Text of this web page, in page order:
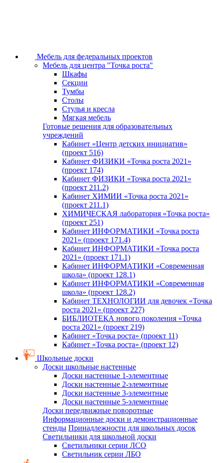
Мебель для федеральных проектов
Мебель для центра "Точка роста"
Шкафы
Секции
Тумбы
Столы
Стулья и кресла
Мягкая мебель
Готовые решения для образовательных
учреждений
Кабинет «Центр детских инициатив»
(проект 516)
Кабинет ФИЗИКИ «Точка роста 2021»
(проект 174)
Кабинет ФИЗИКИ «Точка роста 2021»
(проект 211.2)
Кабинет ХИМИИ «Точка роста 2021»
(проект 211.1)
ХИМИЧЕСКАЯ лаборатория «Точка роста»
(проект 251)
Кабинет ИНФОРМАТИКИ «Точка роста
2021» (проект 171.4)
Кабинет ИНФОРМАТИКИ «Точка роста
2021» (проект 171.1)
Кабинет ИНФОРМАТИКИ «Современная
школа» (проект 128.1)
Кабинет ИНФОРМАТИКИ «Современная
школа» (проект 128.2)
Кабинет ТЕХНОЛОГИИ для девочек «Точка
роста 2021» (проект 227)
БИБЛИОТЕКА нового поколения «Точка
роста 2021» (проект 219)
Кабинет «Точка роста» (проект 11)
Кабинет «Точка роста» (проект 12)
Школьные доски
Доски школьные настенные
Доски настенные 1-элементные
Доски настенные 2-элементные
Доски настенные 3-элементные
Доски настенные 5-элементные
Доски передвижные поворотные
Информационные доски и демонстрационные
стенды Принадлежности для школьных досок
Светильники для школьной доски
Светильники серии ЛСО
Светильник серии ЛБО